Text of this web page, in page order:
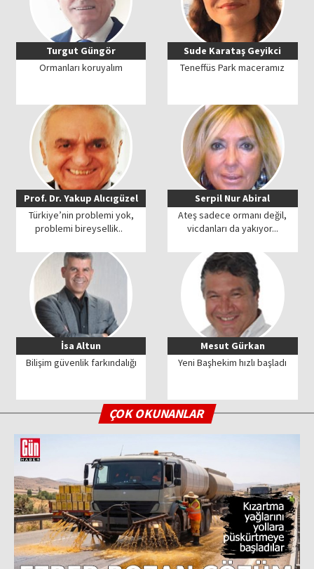
Turgut Güngör
Ormanları koruyalım
Sude Karataş Geyikci
Teneffüs Park maceramız
Prof. Dr. Yakup Alıcıgüzel
Türkiye’nin problemi yok,
problemi bireysellik..
Serpil Nur Abiral
Ateş sadece ormanı değil,
vicdanları da yakıyor...
İsa Altun
Bilişim güvenlik farkındalığı
Mesut Gürkan
Yeni Başhekim hızlı başladı
ÇOK OKUNANLAR